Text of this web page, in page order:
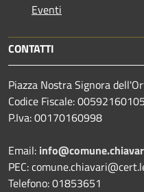
Eventi
CONTATTI
Piazza Nostra Signora
Codice Fiscale: 00592160105
P.Iva: 00170160998
Email:
PEC:
Telefono: 01853651